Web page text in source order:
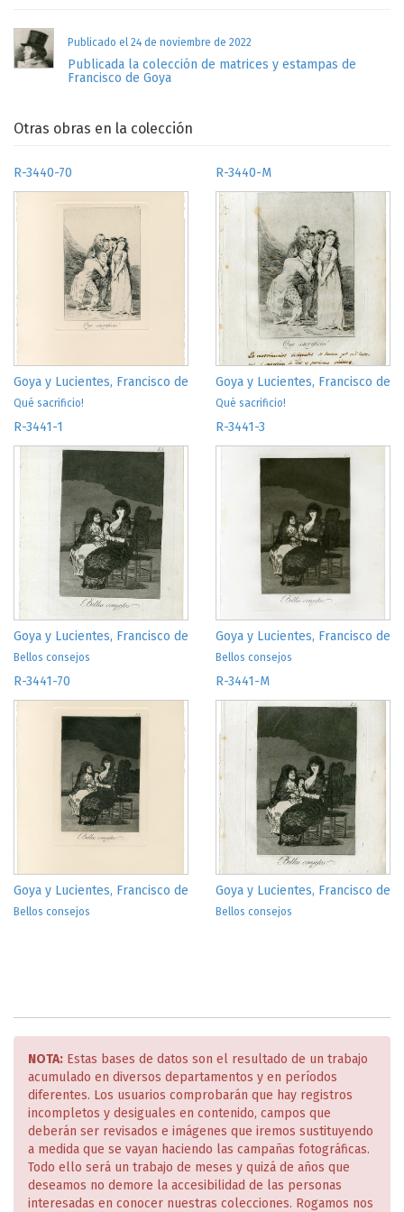
2005
CASTRO-SETHNESS, M. A., "Amor, libertad y matrimonio en 'El
Sí de las Niñas' de Moratín y el 'Capricho 14' de Goya', en
Ínsula: revista de letras y ciencias humanas
CIRLOT, L., "Comentarios a los Caprichos", en
CARRETE PARRONDO, J.,
Goya, estampas, grabado y
litografía, Electa, Barcelona, 2007
ANTIGÜEDAD, M.D., "Goya y la génesis de un nuevo modelo
femenino durante la Guerra de la independencia", en
Revista
HMiC, Universitat Autònoma de Barcelona, Barcelona, 2010,
VIII, 8-24
BORDES, J., CARRETE, J.,
Goya en la Calcografía Nacional
Real Academia de Bellas Artes de San Fernando, Madrid,
2018
MATILLA, J.M., MENA MARQUÉS, M.,
Goya. Dibujos. Solo la
, Museo del Prado, Madrid, 2019, 336
ROMERO FERRER, A., "Sobre la reseña de los Caprichos de
Goya en el Semanario Patriótico de 1811 y el Diccionario de
Gallardo. Una nota", en
Cuadernos de Ilustración y
Romanticismo. Revista Digital del Grupo de Estudios del Siglo
XVIII, Universidad de Cádiz, Cádiz, 2020, nº 26, 601-609
ÁLVAREZ JUNCO, M. "El "Ydioma Universal" de Goya" en
i+Diseño. Revista Internacional de Innovación, Investigación
y Desarrollo en Diseño
, Universidad de Málaga, Málaga, 2020,
nº 15, 57-76
LANZAROTE GUIRAL, J.M., "Goya investigado por la
Inquisición: la censura de los Caprichos en 1804" enPríncipe
de Viana, Pamplona, 2021, Año LXXXII, nº 279, 105-120
ÁLVAREZ JUNCO, M.,
Lo terrible y lo ridículo en Los Caprichos
de Goya en El humor y su sentido: (España, siglos XVIII-XXI)
79-96
Publicado el 24 de noviembre de 2022
Publicada la colección de matrices y estampas de
Francisco de Goya
Otras obras en la colección
R-3440-70
Goya y Lucientes, Francisco de
Qué sacrificio!
R-3440-M
Goya y Lucientes, Francisco de
Qué sacrificio!
R-3441-1
Goya y Lucientes, Francisco de
Bellos consejos
R-3441-3
Goya y Lucientes, Francisco de
Bellos consejos
R-3441-70
Goya y Lucientes, Francisco de
Bellos consejos
R-3441-M
Goya y Lucientes, Francisco de
Bellos consejos
NOTA: Estas bases de datos son el resultado de un trabajo
acumulado en diversos departamentos y en períodos
diferentes. Los usuarios comprobarán que hay registros
incompletos y desiguales en contenido, campos que
deberán ser revisados e imágenes que iremos sustituyendo
a medida que se vayan haciendo las campañas fotográficas.
Todo ello será un trabajo de meses y quizá de años que
deseamos no demore la accesibilidad de las personas
interesadas en conocer nuestras colecciones. Rogamos nos